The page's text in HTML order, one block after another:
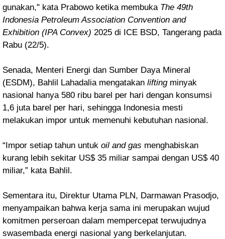
gunakan," kata Prabowo ketika membuka The 49th
Indonesia Petroleum Association Convention and
Exhibition (IPA Convex) 2025 di ICE BSD, Tangerang pada
Rabu (22/5).
Senada, Menteri Energi dan Sumber Daya Mineral
(ESDM), Bahlil Lahadalia mengatakan lifting minyak
nasional hanya 580 ribu barel per hari dengan konsumsi
1,6 juta barel per hari, sehingga Indonesia mesti
melakukan impor untuk memenuhi kebutuhan nasional.
“Impor setiap tahun untuk oil and gas menghabiskan
kurang lebih sekitar US$ 35 miliar sampai dengan US$ 40
miliar,” kata Bahlil.
Sementara itu, Direktur Utama PLN, Darmawan Prasodjo,
menyampaikan bahwa kerja sama ini merupakan wujud
komitmen perseroan dalam mempercepat terwujudnya
swasembada energi nasional yang berkelanjutan.